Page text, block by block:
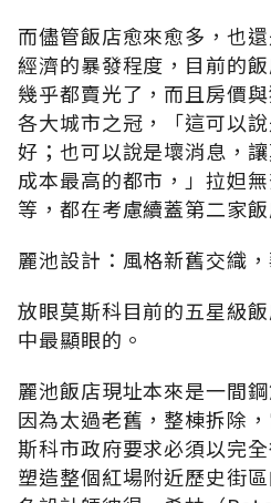
而儘管飯店愈來愈多，也
經濟的暴發程度，目前的
幾乎都賣光了，而且房價
各大城市之冠，「這可以
好；也可以說是壞消息，
成本最高的都市，」拉妲
等，都在考慮續蓋第二家飯
麗池設計：風格新舊交織
放眼莫斯科目前的五星級
中最顯眼的。
麗池飯店現址本來是一間
因為太過老舊，整棟拆除
斯科市政府要求必須以完
塑造整個紅場附近歷史街